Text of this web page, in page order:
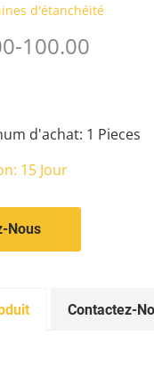
d'étanchéité
100.00
d'achat: 1 Pieces
15 Jour
Nous
Contactez-